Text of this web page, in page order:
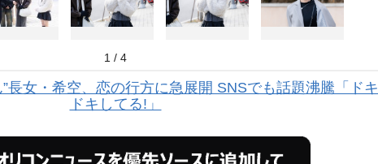
1 / 4
”長女・希空、恋の行方に急展開 SNSでも話題沸騰「ドキ
ドキしてる!」